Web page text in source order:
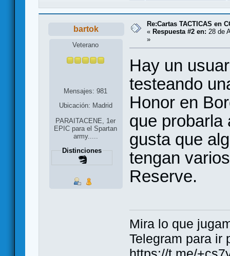
bartok
Veterano
Mensajes: 981
Ubicación: Madrid
PARAITACENE, 1er
EPIC para el Spartan
army.....
Distinciones
Re:Cartas TACTICAS en
« Respuesta #2 en: 28 de
»
Hay un
testeando
Honor en
que probarla
gusta que
tengan
Reserve.
Mira lo que
Telegram para ir